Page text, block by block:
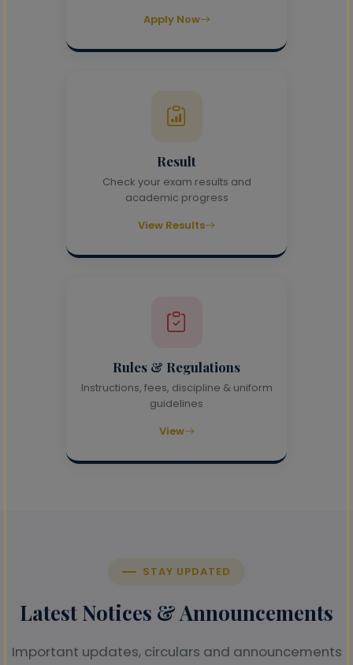
Apply Now
Result
Check your exam results and
academic progress
View Results
Rules & Regulations
Instructions, fees, discipline & uniform
guidelines
View
STAY UPDATED
Latest Notices & Announcements
Important updates, circulars and announcements